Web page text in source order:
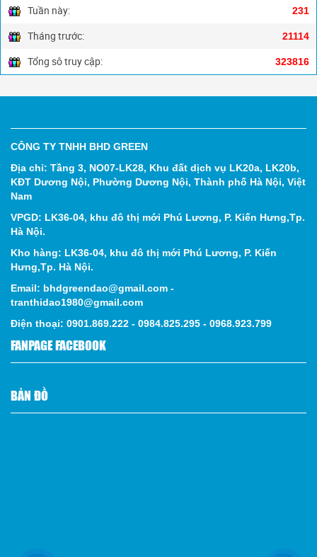
Tuần này: 231
Tháng trước: 21114
Tổng sô truy cập: 323816
CÔNG TY TNHH BHD GREEN
Địa chỉ: Tầng 3, NO07-LK28, Khu đất dịch vụ LK20a, LK20b,
KĐT Dương Nội, Phường Dương Nội, Thành phố Hà Nội, Việt
Nam
VPGD: LK36-04, khu đô thị mới Phú Lương, P. Kiến Hưng,Tp.
Hà Nội.
Kho hàng: LK36-04, khu đô thị mới Phú Lương, P. Kiến
Hưng,Tp. Hà Nội.
Email: bhdgreendao@gmail.com -
tranthidao1980@gmail.com
Điện thoại: 0901.869.222 - 0984.825.295 - 0968.923.799
FANPAGE FACEBOOK
BẢN ĐỒ